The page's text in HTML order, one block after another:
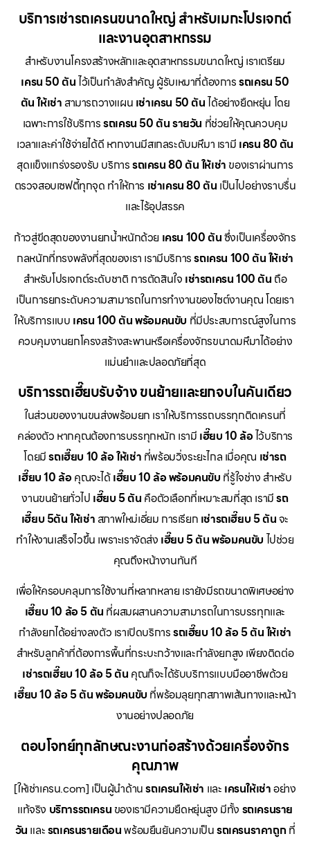
บริการเช่ารถเครนขนาดใหญ่ สำหรับเมกะโปรเจกต์
และงานอุตสาหกรรม
สำหรับงานโครงสร้างหลักและอุตสาหกรรมขนาดใหญ่ เราเตรียม
เครน 50 ตันไว้เป็นกำลังสำคัญ ผู้รับเหมาที่ต้องการรถเครน 50
ตัน ให้เช่า สามารถวางแผน เช่าเครน 50 ตันได้อย่างยืดหยุ่น โดย
เฉพาะการใช้บริการรถเครน 50 ตัน รายวัน ที่ช่วยให้คุณควบคุม
เวลาและค่าใช้จ่ายได้ดี หากงานมีสเกลระดับมหึมา เรามี เครน 80 ตัน
สุดแข็งแกร่งรองรับ บริการรถเครน 80 ตัน ให้เช่า ของเราผ่านการ
ตรวจสอบเซฟตี้ทุกจุด ทำให้การ เช่าเครน 80 ตัน เป็นไปอย่างราบรื่น
และไร้อุปสรรค
ก้าวสู่ขีดสุดของงานยกน้ำหนักด้วย เครน 100 ตันซึ่งเป็นเครื่องจักร
กลหนักที่ทรงพลังที่สุดของเรา เรามีบริการรถเครน 100 ตัน ให้เช่า
สำหรับโปรเจกต์ระดับชาติ การตัดสินใจ เช่ารถเครน 100 ตัน ถือ
เป็นการยกระดับความสามารถในการทำงานของไซต์งานคุณ โดยเรา
ให้บริการแบบ เครน 100 ตัน พร้อมคนขับ ที่มีประสบการณ์สูงในการ
ควบคุมงานยกโครงสร้างสะพานหรือเครื่องจักรขนาดมหึมาได้อย่าง
แม่นยำและปลอดภัยที่สุด
บริการรถเฮี๊ยบรับจ้าง ขนย้ายและยกจบในคันเดียว
ในส่วนของงานขนส่งพร้อมยก เราให้บริการรถบรรทุกติดเครนที่
คล่องตัว หากคุณต้องการบรรทุกหนัก เรามี เฮี๊ยบ 10 ล้อไว้บริการ
โดยมีรถเฮี๊ยบ 10 ล้อ ให้เช่า ที่พร้อมวิ่งระยะไกล เมื่อคุณ เช่ารถ
เฮี๊ยบ 10 ล้อคุณจะได้เฮี๊ยบ 10 ล้อ พร้อมคนขับ ที่รู้ใจช่าง สำหรับ
งานขนย้ายทั่วไป เฮี๊ยบ 5 ตัน คือตัวเลือกที่เหมาะสมที่สุด เรามีรถ
เฮี๊ยบ 5ตัน ให้เช่า สภาพใหม่เอี่ยม การเรียก เช่ารถเฮี๊ยบ 5 ตันจะ
ทำให้งานเสร็จไวขึ้น เพราะเราจัดส่ง เฮี๊ยบ 5 ตัน พร้อมคนขับ ไปช่วย
คุณถึงหน้างานทันที
เพื่อให้ครอบคลุมการใช้งานที่หลากหลาย เรายังมีรถขนาดพิเศษอย่าง
เฮี๊ยบ 10 ล้อ 5 ตัน ที่ผสมผสานความสามารถในการบรรทุกและ
กำลังยกได้อย่างลงตัว เราเปิดบริการรถเฮี๊ยบ 10 ล้อ 5 ตัน ให้เช่า
สำหรับลูกค้าที่ต้องการพื้นที่กระบะกว้างและกำลังยกสูง เพียงติดต่อ
เช่ารถเฮี๊ยบ 10 ล้อ 5 ตัน คุณก็จะได้รับบริการแบบมืออาชีพด้วย
เฮี๊ยบ 10 ล้อ 5 ตัน พร้อมคนขับ ที่พร้อมลุยทุกสภาพเส้นทางและหน้า
งานอย่างปลอดภัย
ตอบโจทย์ทุกลักษณะงานก่อสร้างด้วยเครื่องจักร
คุณภาพ
[ให้เช่าเครน.com] เป็นผู้นำด้านรถเครนให้เช่า และ เครนให้เช่าอย่าง
แท้จริง บริการรถเครน ของเรามีความยืดหยุ่นสูง มีทั้ง รถเครนราย
วัน และรถเครนรายเดือนพร้อมยืนยันความเป็นรถเครนราคาถูกที่